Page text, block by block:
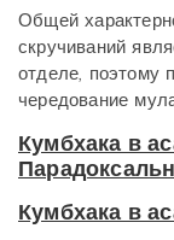
Общей
скручиваний
отделе, поэтому
чередование
Кумбхака в
Кумбхака в